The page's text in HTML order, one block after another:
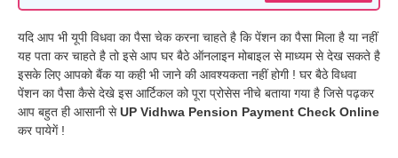
यदि आप भी यूपी विधवा का पैसा चेक करना चाहते है कि पेंशन का पैसा मिला है या नहीं
यह पता कर चाहते है तो इसे आप घर बैठे ऑनलाइन मोबाइल से माध्यम से देख सकते है
इसके लिए आपको बैंक या कही भी जाने की आवश्यकता नहीं होगी ! घर बैठे विधवा
पेंशन का पैसा कैसे देखे इस आर्टिकल को पूरा प्रोसेस नीचे बताया गया है जिसे पढ़कर
आप बहुत ही आसानी सेUP Vidhwa Pension Payment Check Online
कर पायेगें !